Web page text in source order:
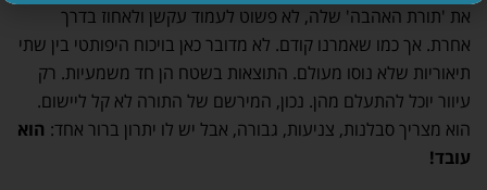
את 'תורת האהבה' שלה, לא פשוט לעמוד עקשן ולאחוז בדרך
אחרת. אך כמו שאמרנו קודם. לא מדובר כאן בויכוח היפותטי בין שתי
תיאוריות שלא נוסו מעולם. התוצאות בשטח הן חד משמעיות. רק
עיוור יוכל להתעלם מהן. נכון, המירשם של התורה לא קל ליישום.
הוא מצריך סבלנות, צניעות, גבורה, אבל יש לו יתרון ברור אחד: הוא
עובד!